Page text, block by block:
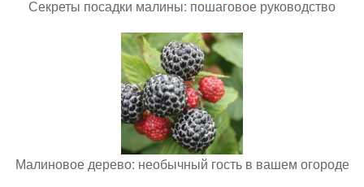
Секреты посадки малины: пошаговое руководство
Малиновое дерево: необычный гость в вашем огороде